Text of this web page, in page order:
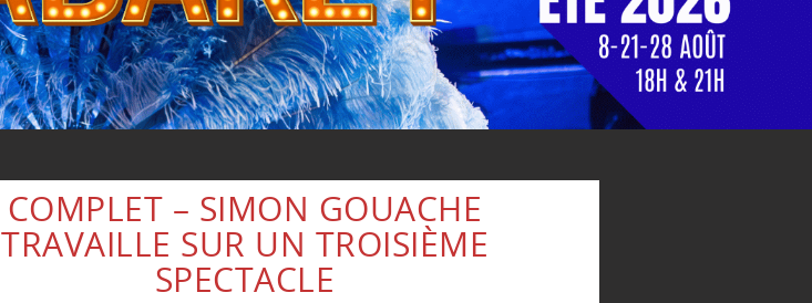
COMPLET – SIMON GOUACHE
TRAVAILLE SUR UN TROISIÈME
SPECTACLE